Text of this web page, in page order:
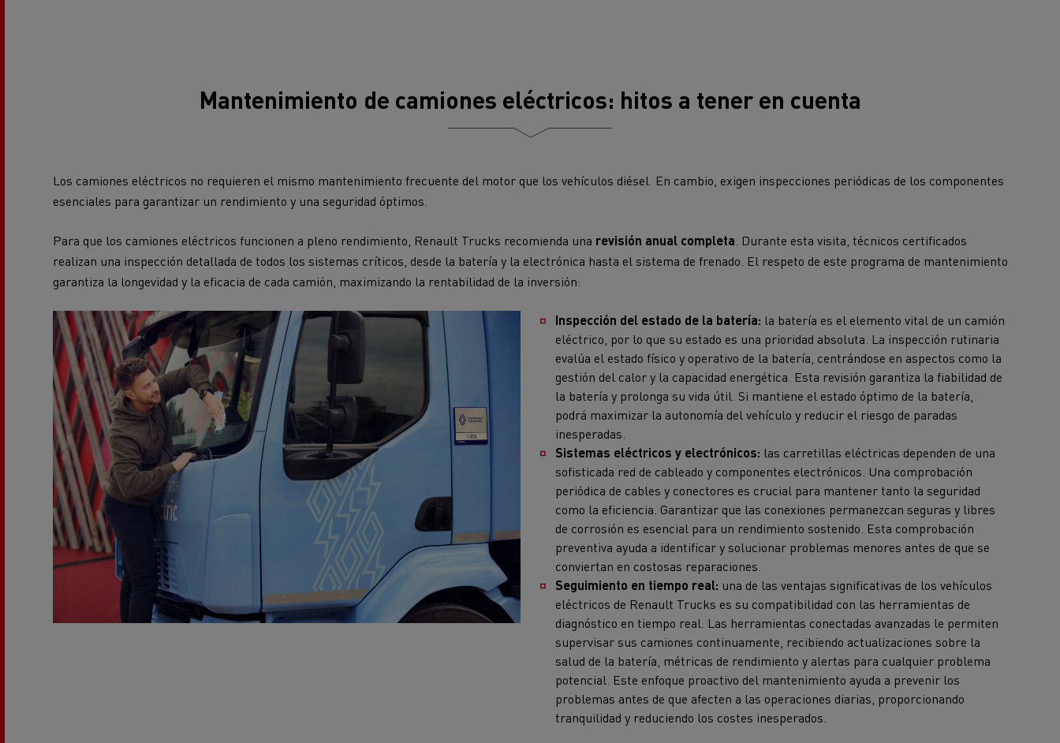
Mantenimiento de camiones eléctricos: hitos a tener en cuenta
Los camiones eléctricos no requieren el mismo mantenimiento frecuente del motor que los vehículos diésel. En cambio, exigen inspecciones periódicas de los componentes
esenciales para garantizar un rendimiento y una seguridad óptimos.
Para que los camiones eléctricos funcionen a pleno rendimiento, Renault Trucks recomienda una revisión anual completa. Durante esta visita, técnicos certificados
realizan una inspección detallada de todos los sistemas críticos, desde la batería y la electrónica hasta el sistema de frenado. El respeto de este programa de mantenimiento
garantiza la longevidad y la eficacia de cada camión, maximizando la rentabilidad de la inversión:
Inspección del estado de la batería: la batería es el elemento vital de un camión
eléctrico, por lo que su estado es una prioridad absoluta. La inspección rutinaria
evalúa el estado físico y operativo de la batería, centrándose en aspectos como la
gestión del calor y la capacidad energética. Esta revisión garantiza la fiabilidad de
la batería y prolonga su vida útil. Si mantiene el estado óptimo de la batería,
podrá maximizar la autonomía del vehículo y reducir el riesgo de paradas
inesperadas.
Sistemas eléctricos y electrónicos: las carretillas eléctricas dependen de una
sofisticada red de cableado y componentes electrónicos. Una comprobación
periódica de cables y conectores es crucial para mantener tanto la seguridad
como la eficiencia. Garantizar que las conexiones permanezcan seguras y libres
de corrosión es esencial para un rendimiento sostenido. Esta comprobación
preventiva ayuda a identificar y solucionar problemas menores antes de que se
conviertan en costosas reparaciones.
Seguimiento en tiempo real: una de las ventajas significativas de los vehículos
eléctricos de Renault Trucks es su compatibilidad con las herramientas de
diagnóstico en tiempo real. Las herramientas conectadas avanzadas le permiten
supervisar sus camiones continuamente, recibiendo actualizaciones sobre la
salud de la batería, métricas de rendimiento y alertas para cualquier problema
potencial. Este enfoque proactivo del mantenimiento ayuda a prevenir los
problemas antes de que afecten a las operaciones diarias, proporcionando
tranquilidad y reduciendo los costes inesperados.